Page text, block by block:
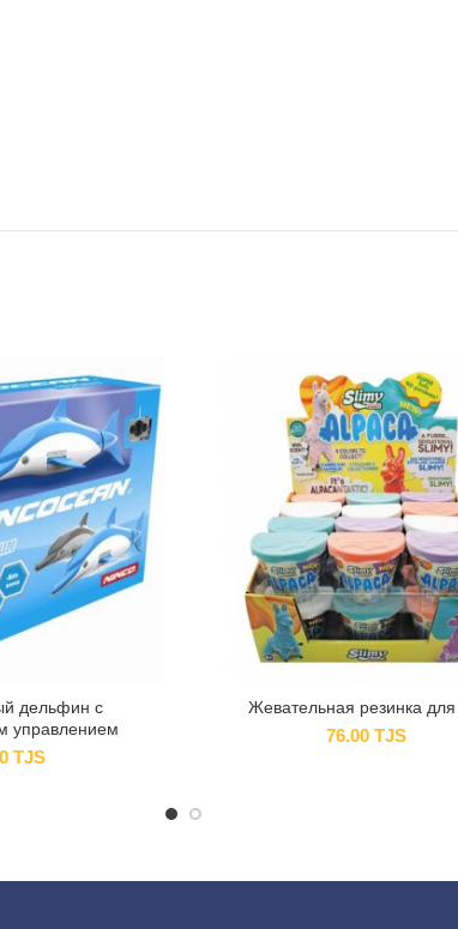
дельфин с
управлением
TJS
Жевательная резинка для
76.00TJS